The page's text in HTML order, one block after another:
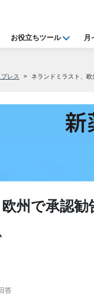
お役立ちツール 月
レス ネランドミラスト、
州で承認勧
答